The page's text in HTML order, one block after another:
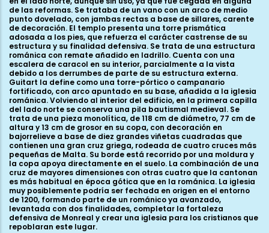
de las reformas. Se trataba de un vano con un arco de medio
punto dovelado, con jambas rectas a base de sillares, carente
de decoración. El templo presenta una torre prismática
adosada a los pies, que refuerza el carácter castrense de su
estructura y su finalidad defensiva. Se trata de una estructura
románica con remate añadido en ladrillo. Cuenta con una
escalera de caracol en su interior, parcialmente a la vista
debido a los derrumbes de parte de su estructura externa.
Guitart la define como una torre-pórtico o campanario
fortificado, con arco apuntado en su base, añadida a la iglesia
románica. Volviendo al interior del edificio, en la primera capilla
del lado norte se conserva una pila bautismal medieval. Se
trata de una pieza monolítica, de 118 cm de diámetro, 77 cm de
altura y 13 cm de grosor en su copa, con decoración en
bajorrelieve a base de diez grandes viñetas cuadradas que
contienen una gran cruz griega, rodeada de cuatro cruces más
pequeñas de Malta. Su borde está recorrido por una moldura y
la copa apoya directamente en el suelo. La combinación de una
cruz de mayores dimensiones con otras cuatro que la cantonan
es más habitual en época gótica que en la románica. La iglesia
muy posiblemente podría ser fechada en origen en el entorno
de 1200, formando parte de un románico ya avanzado,
levantada con dos finalidades, completar la fortaleza
defensiva de Monreal y crear una iglesia para los cristianos que
repoblaran este lugar.